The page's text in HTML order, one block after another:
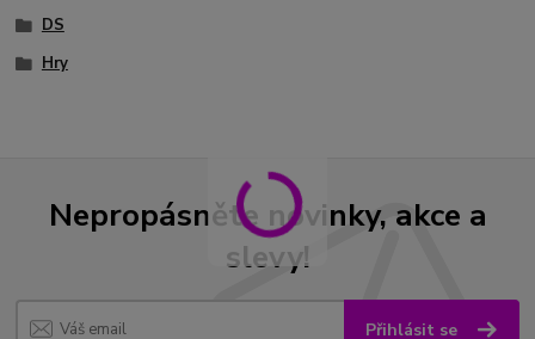
DS
Hry
Nepropásněte novinky, akce a
slevy!
Přihlásit se